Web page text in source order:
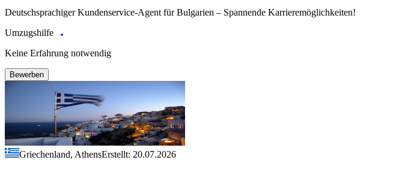
Deutschsprachiger Kundenservice-Agent für Bulgarien – Spannende Karrieremöglichkeiten!
Umzugshilfe
Keine Erfahrung notwendig
Bewerben
Griechenland, AthensErstellt: 20.07.2026